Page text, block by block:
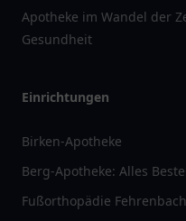
Apotheke im Wandel der
Gesundheit
Einrichtungen
Birken-Apotheke
Berg-Apotheke: Alles
Fußorthopädie